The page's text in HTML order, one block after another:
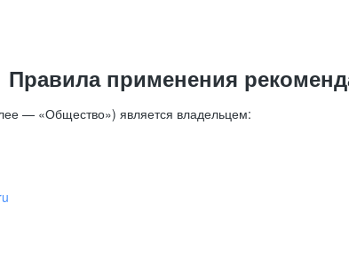
Правила применения
— «Общество») является владельцем: